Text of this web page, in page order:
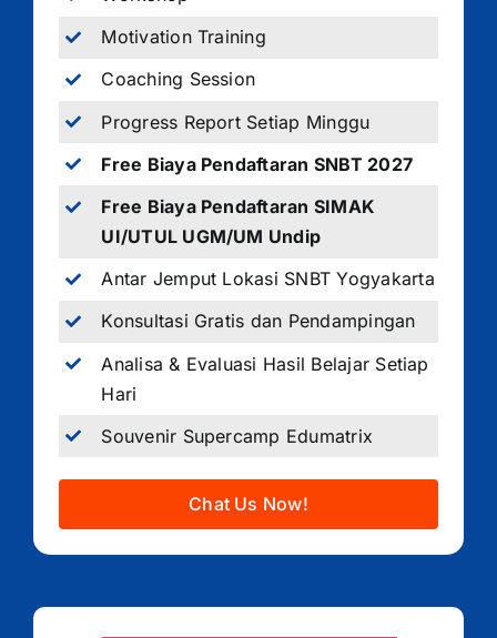
Motivation Training
Coaching Session
Progress Report Setiap Minggu
Free Biaya Pendaftaran SNBT 2027
Free Biaya Pendaftaran SIMAK
UI/UTUL UGM/UM Undip
Antar Jemput Lokasi SNBT Yogyakarta
Konsultasi Gratis dan Pendampingan
Analisa & Evaluasi Hasil Belajar Setiap
Hari
Souvenir Supercamp Edumatrix
Chat Us Now!